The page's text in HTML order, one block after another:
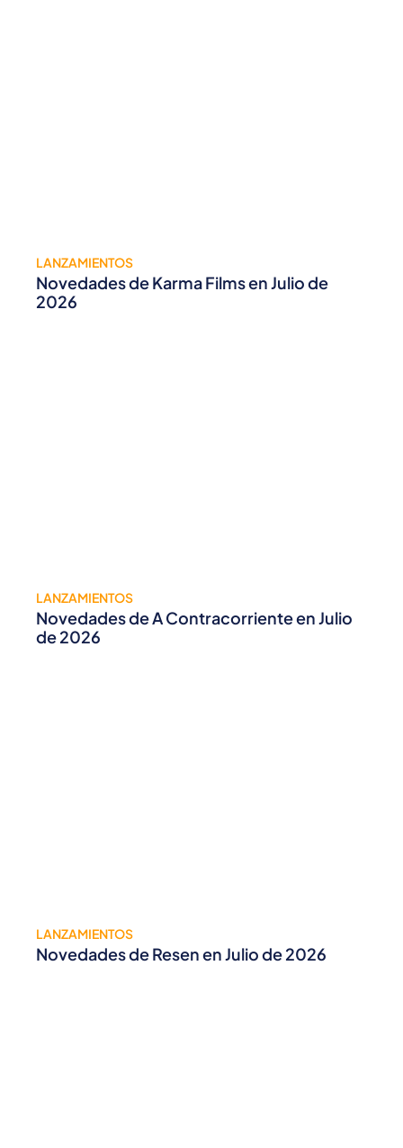
LANZAMIENTOS
Novedades de Karma Films en Julio de
2026
LANZAMIENTOS
Novedades de A Contracorriente en Julio
de 2026
LANZAMIENTOS
Novedades de Resen en Julio de 2026